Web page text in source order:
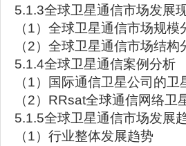
5.1.3全球卫星通信市场发展
（1）全球卫星通信市场规模
（2）全球卫星通信市场结构
5.1.4全球卫星通信案例分析
（1）国际通信卫星公司的卫
（2）RRsat全球通信网络卫
5.1.5全球卫星通信市场发展
（1）行业整体发展趋势